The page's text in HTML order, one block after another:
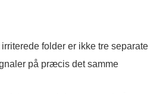
folder er ikke tre separate
på præcis det samme